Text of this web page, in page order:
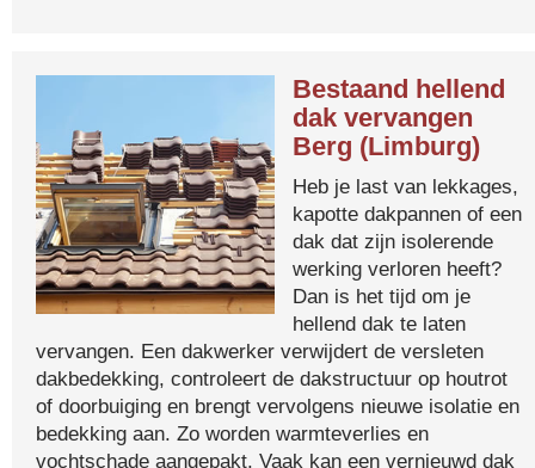
Bestaand hellend
dak vervangen
Berg (Limburg)
Heb je last van lekkages,
kapotte dakpannen of een
dak dat zijn isolerende
werking verloren heeft?
Dan is het tijd om je
hellend dak te laten
vervangen. Een dakwerker verwijdert de versleten
dakbedekking, controleert de dakstructuur op houtrot
of doorbuiging en brengt vervolgens nieuwe isolatie en
bedekking aan. Zo worden warmteverlies en
vochtschade aangepakt. Vaak kan een vernieuwd dak